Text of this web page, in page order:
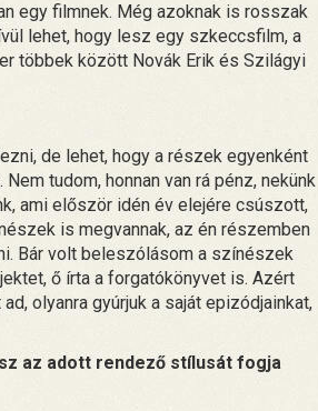
egy filmnek. Még azoknak is rosszak
lehet, hogy lesz egy szkeccsfilm, a
többek között Novák Erik és Szilágyi
de lehet, hogy a részek egyenként
tudom, honnan van rá pénz, nekünk
ami először idén év elejére csúszott,
is megvannak, az én részemben
Bár volt beleszólásom a színészek
ő írta a forgatókönyvet is. Azért
olyanra gyúrjuk a saját epizódjainkat,
az adott rendező stílusát fogja